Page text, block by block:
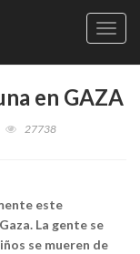
en GAZA
27738
este
La gente se
se mueren de